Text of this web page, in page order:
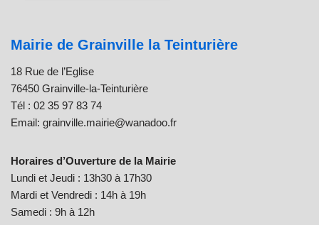
Mairie de Grainville la Teinturière
18 Rue de l’Eglise
76450 Grainville-la-Teinturière
Tél : 02 35 97 83 74
Email: grainville.mairie@wanadoo.fr
Horaires d’Ouverture de la Mairie
Lundi et Jeudi : 13h30 à 17h30
Mardi et Vendredi : 14h à 19h
Samedi : 9h à 12h